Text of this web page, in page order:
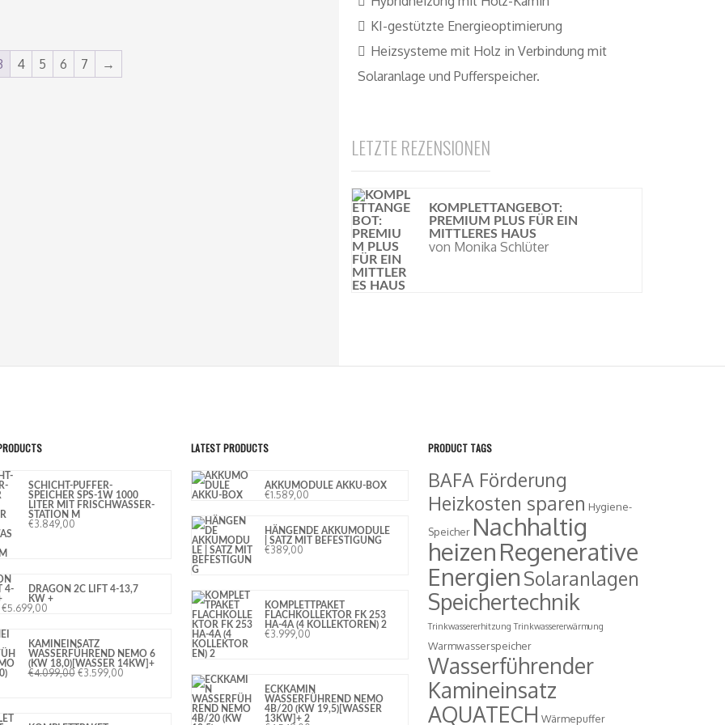
4 5 6 7 →
KI-gestützte Energieoptimierung
Heizsysteme mit Holz in Verbindung mit
Solaranlage und Pufferspeicher.
LETZTE REZENSIONEN
KOMPLETTANGEBOT:
PREMIUM PLUS FÜR EIN
MITTLERES HAUS
von Monika Schlüter
SCHICHT-PUFFER-
SPEICHER SPS-1W 1000
LITER MIT FRISCHWASSER-
STATION M
€3.849,00
DRAGON 2C LIFT 4-13,7
KW +
€5.699,00
KAMINEINSATZ
WASSERFÜHREND NEMO 6
(KW 18,0)[WASSER 14KW]+
€4.099,00 €3.599,00
LATEST PRODUCTS
AKKUMODULE AKKU-BOX
€1.589,00
HÄNGENDE AKKUMODULE
| SATZ MIT BEFESTIGUNG
€389,00
KOMPLETTPAKET
FLACHKOLLEKTOR FK 253
HA-4A (4 KOLLEKTOREN) 2
€3.999,00
ECKKAMIN
WASSERFÜHREND NEMO
4B/20 (KW 19,5)[WASSER
13KW]+ 2
PRODUCT TAGS
BAFA Förderung
Heizkosten sparen Hygiene-
Speicher Nachhaltig
heizenRegenerative
Energien Solaranlagen
Speichertechnik
Trinkwassererhitzung Trinkwassererwärmung
Warmwasserspeicher
Wasserführender
Kamineinsatz
AQUATECH Wärmepuffer